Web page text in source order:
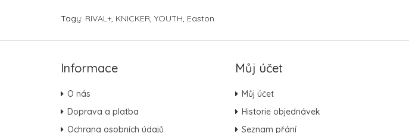
Tagy: RIVAL+, KNICKER, YOUTH, Easton
Informace
O nás
Doprava a platba
Ochrana osobních údajů
Můj účet
Můj účet
Historie objednávek
Seznam přání